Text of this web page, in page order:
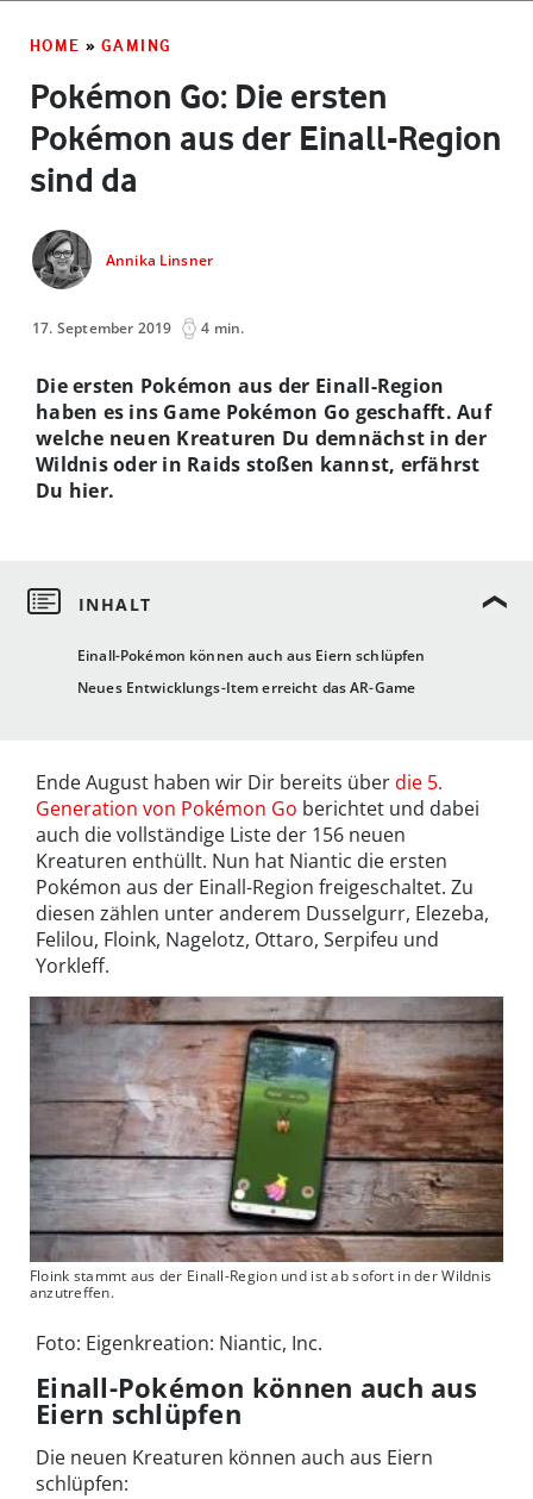
HOME » GAMING
Pokémon Go: Die ersten
Pokémon aus der Einall-Region
sind da
Annika Linsner
17. September 2019 4 min.
Einall-Pokémon können auch aus Eiern schlüpfen
Neues Entwicklungs-Item erreicht das AR-Game
Die ersten Pokémon aus der Einall-Region
haben es ins Game Pokémon Go geschafft. Auf
welche neuen Kreaturen Du demnächst in der
Wildnis oder in Raids stoßen kannst, erfährst
Du hier.
Ende August haben wir Dir bereits überdie 5.
Generation von Pokémon Go berichtet und dabei
auch die vollständige Liste der 156 neuen
Kreaturen enthüllt. Nun hat Niantic die ersten
Pokémon aus der Einall-Region freigeschaltet. Zu
diesen zählen unter anderem Dusselgurr, Elezeba,
Felilou, Floink, Nagelotz, Ottaro, Serpifeu und
Yorkleff.
Floink stammt aus der Einall-Region und ist ab sofort in der Wildnis
anzutreffen.
Foto: Eigenkreation: Niantic, Inc.
Einall-Pokémon können auch aus
Eiern schlüpfen
Die neuen Kreaturen können auch aus Eiern
schlüpfen: